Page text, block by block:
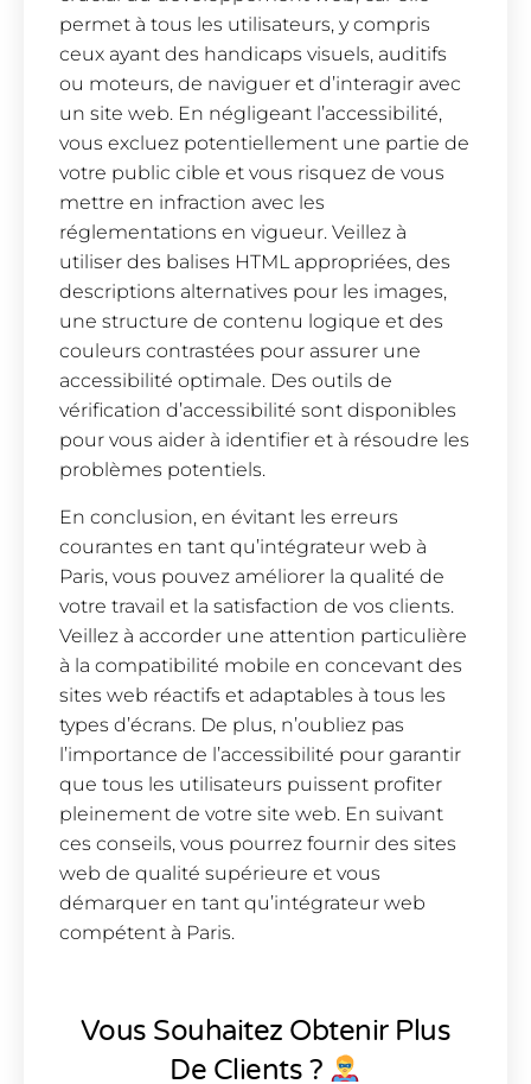
permet à tous les utilisateurs, y compris
ceux ayant des handicaps visuels, auditifs
ou moteurs, de naviguer et d’interagir avec
un site web. En négligeant l’accessibilité,
vous excluez potentiellement une partie de
votre public cible et vous risquez de vous
mettre en infraction avec les
réglementations en vigueur. Veillez à
utiliser des balises HTML appropriées, des
descriptions alternatives pour les images,
une structure de contenu logique et des
couleurs contrastées pour assurer une
accessibilité optimale. Des outils de
vérification d’accessibilité sont disponibles
pour vous aider à identifier et à résoudre les
problèmes potentiels.
En conclusion, en évitant les erreurs
courantes en tant qu’intégrateur web à
Paris, vous pouvez améliorer la qualité de
votre travail et la satisfaction de vos clients.
Veillez à accorder une attention particulière
à la compatibilité mobile en concevant des
sites web réactifs et adaptables à tous les
types d’écrans. De plus, n’oubliez pas
l’importance de l’accessibilité pour garantir
que tous les utilisateurs puissent profiter
pleinement de votre site web. En suivant
ces conseils, vous pourrez fournir des sites
web de qualité supérieure et vous
démarquer en tant qu’intégrateur web
compétent à Paris.
Vous Souhaitez Obtenir Plus
De Clients ?